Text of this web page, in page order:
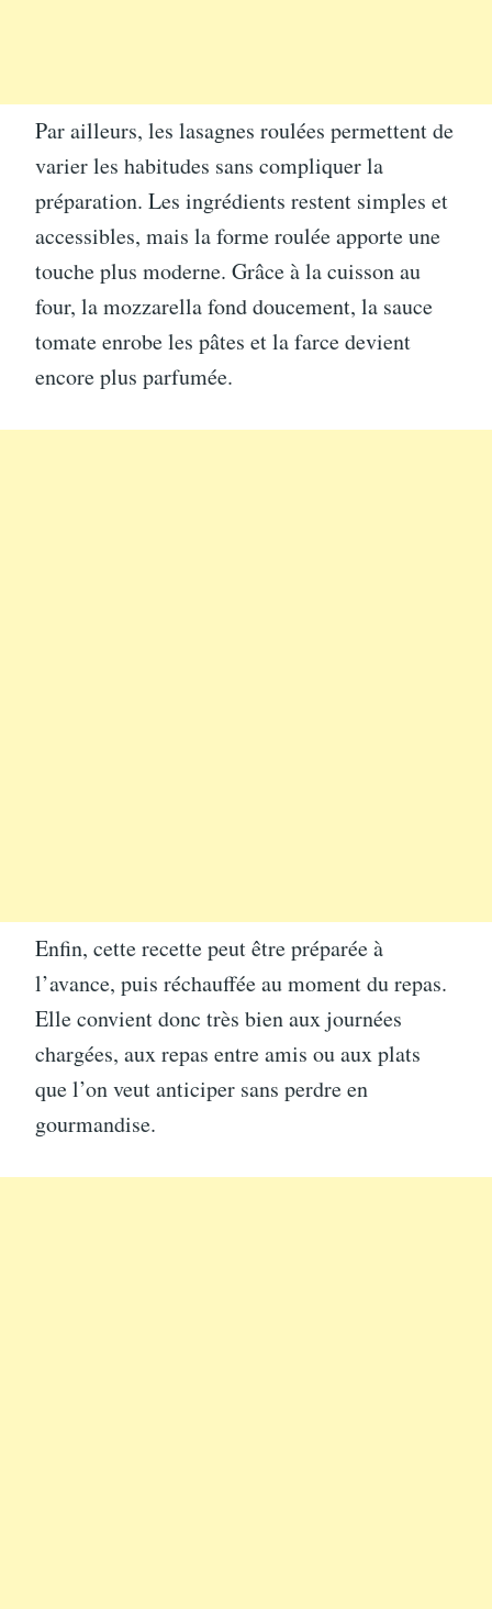
Par ailleurs, les lasagnes roulées permettent de
varier les habitudes sans compliquer la
préparation. Les ingrédients restent simples et
accessibles, mais la forme roulée apporte une
touche plus moderne. Grâce à la cuisson au
four, la mozzarella fond doucement, la sauce
tomate enrobe les pâtes et la farce devient
encore plus parfumée.
Enfin, cette recette peut être préparée à
l’avance, puis réchauffée au moment du repas.
Elle convient donc très bien aux journées
chargées, aux repas entre amis ou aux plats
que l’on veut anticiper sans perdre en
gourmandise.